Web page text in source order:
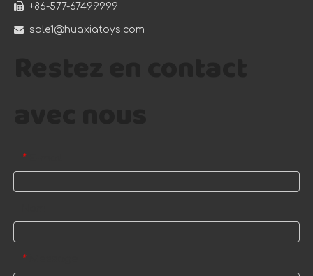
 +86-577-67499999
 sale1@huaxiatoys.com
*
*